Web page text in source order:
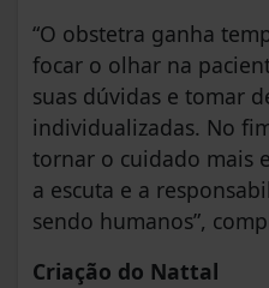
“O obstetra ganha
focar o olhar na
suas dúvidas e tomar
individualizadas. No
tornar o cuidado mais
a escuta e a
sendo humanos”,
Criação do Nattal